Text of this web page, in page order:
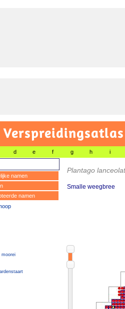
d e f g h i
namen
namen
Plantago
Smalle weegbree